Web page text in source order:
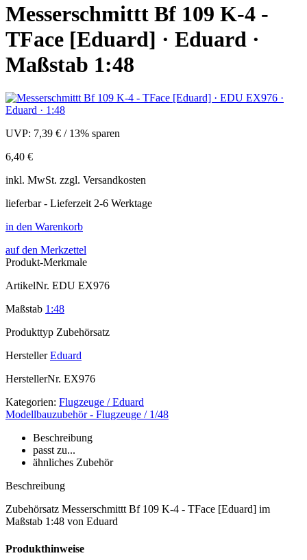
Messerschmittt Bf 109 K-4 -
TFace [Eduard] · Eduard ·
Maßstab 1:48
UVP: 7,39 € / 13% sparen
6,40 €
inkl. MwSt. zzgl. Versandkosten
lieferbar - Lieferzeit 2-6 Werktage
in den Warenkorb
auf den Merkzettel
Produkt-Merkmale
ArtikelNr. EDU EX976
Maßstab 1:48
Produkttyp Zubehörsatz
Hersteller Eduard
HerstellerNr. EX976
Kategorien: Flugzeuge / Eduard
Modellbauzubehör - Flugzeuge / 1/48
Beschreibung
passt zu...
ähnliches Zubehör
Beschreibung
Zubehörsatz Messerschmittt Bf 109 K-4 - TFace [Eduard] im
Maßstab 1:48 von Eduard
Produkthinweise